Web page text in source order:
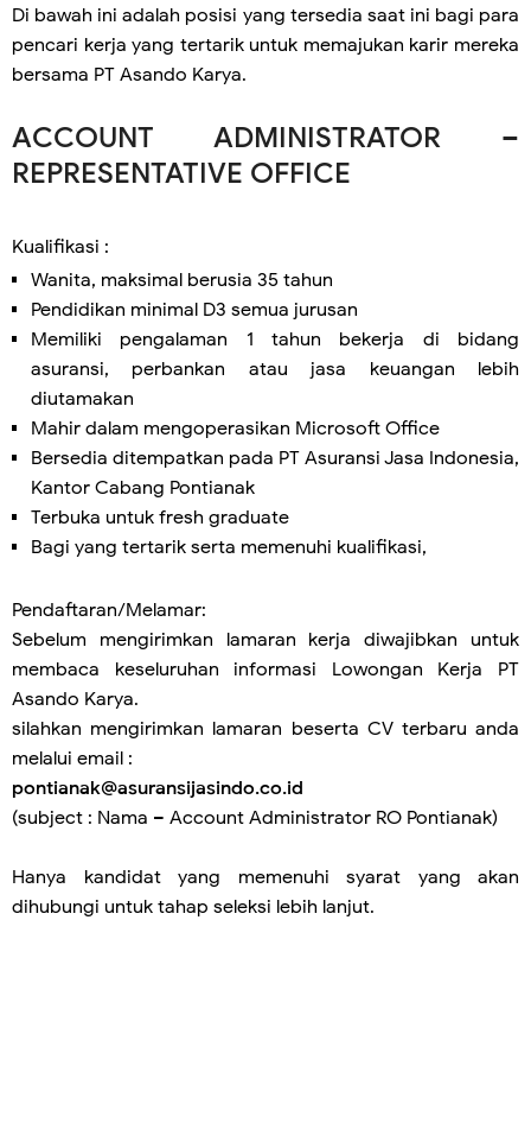
Di bawah ini adalah posisi yang tersedia saat ini bagi para
pencari kerja yang tertarik untuk memajukan karir mereka
bersama PT Asando Karya.
ACCOUNT ADMINISTRATOR –
REPRESENTATIVE OFFICE
Kualifikasi :
Wanita, maksimal berusia 35 tahun
Pendidikan minimal D3 semua jurusan
Memiliki pengalaman 1 tahun bekerja di bidang
asuransi, perbankan atau jasa keuangan lebih
diutamakan
Mahir dalam mengoperasikan Microsoft Office
Bersedia ditempatkan pada PT Asuransi Jasa Indonesia,
Kantor Cabang Pontianak
Terbuka untuk fresh graduate
Bagi yang tertarik serta memenuhi kualifikasi,
Pendaftaran/Melamar:
Sebelum mengirimkan lamaran kerja diwajibkan untuk
membaca keseluruhan informasi Lowongan Kerja PT
Asando Karya.
silahkan mengirimkan lamaran beserta CV terbaru anda
melalui email :
pontianak@asuransijasindo.co.id
(subject : Nama – Account Administrator RO Pontianak)
Hanya kandidat yang memenuhi syarat yang akan
dihubungi untuk tahap seleksi lebih lanjut.